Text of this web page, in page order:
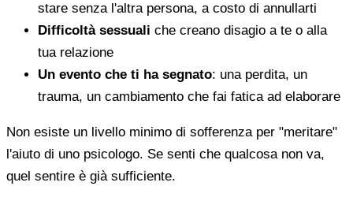
stare senza l'altra persona, a costo di annullarti
Difficoltà sessuali che creano disagio a te o alla
tua relazione
Un evento che ti ha segnato: una perdita, un
trauma, un cambiamento che fai fatica ad elaborare
Non esiste un livello minimo di sofferenza per "meritare"
l'aiuto di uno psicologo. Se senti che qualcosa non va,
quel sentire è già sufficiente.